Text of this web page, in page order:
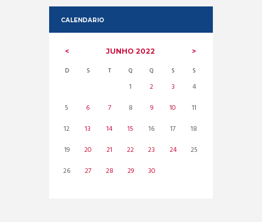
CALENDARIO
JUNHO 2022
D S T Q Q S S
1 2 3
4
5
6 7 8 9 10
11
12
13 14 15 16 17
18
19
20 21 22 23 24
25
26
27 28 29 30